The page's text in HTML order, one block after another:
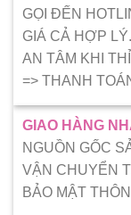
GỌI ĐẾN
GIÁ CẢ HỢP
AN TÂM KHI
=> THANH
GIAO HÀNG
NGUỒN GỐC
VẬN CHUYỂN
BẢO MẬT